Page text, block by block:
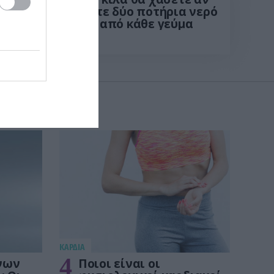
πίνετε δύο ποτήρια νερό
πριν από κάθε γεύμα
KΑΡΔΙΑ
4 Ποιοι είναι οι